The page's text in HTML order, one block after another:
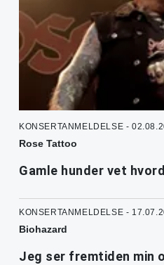
KONSERTANMELDELSE -
Rose Tattoo
Gamle hunder vet
KONSERTANMELDELSE -
Biohazard
Jeg ser fremtiden min